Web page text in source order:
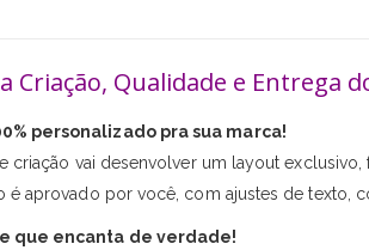
Criação, Qualidade e Entrega
personalizado pra sua marca!
criação vai desenvolver um layout
é aprovado por você, com ajustes de texto,
que encanta de verdade!